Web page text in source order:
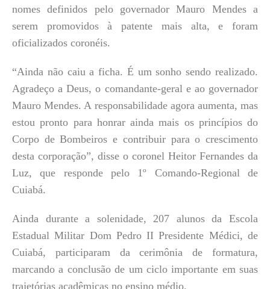
nomes definidos pelo governador Mauro Mendes a
serem promovidos à patente mais alta, e foram
oficializados coronéis.
“Ainda não caiu a ficha. É um sonho sendo realizado.
Agradeço a Deus, o comandante-geral e ao governador
Mauro Mendes. A responsabilidade agora aumenta, mas
estou pronto para honrar ainda mais os princípios do
Corpo de Bombeiros e contribuir para o crescimento
desta corporação”, disse o coronel Heitor Fernandes da
Luz, que responde pelo 1º Comando-Regional de
Cuiabá.
Ainda durante a solenidade, 207 alunos da Escola
Estadual Militar Dom Pedro II Presidente Médici, de
Cuiabá, participaram da cerimônia de formatura,
marcando a conclusão de um ciclo importante em suas
trajetórias acadêmicas no ensino médio.